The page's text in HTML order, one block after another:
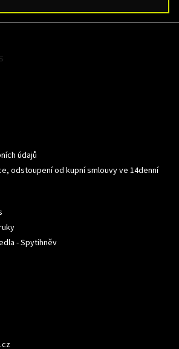
údajů
odstoupení od kupní smlouvy ve 14denní
- Spytihněv